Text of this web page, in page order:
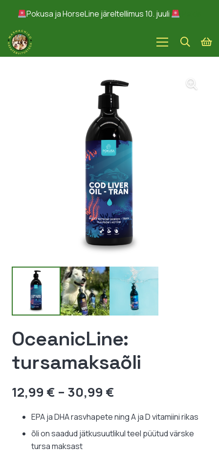
Pokusa ja HorseLine järeltellimus 10. juuli
OceanicLine:
tursamaksaõli
12,99 € – 30,99 €
kuni
30,99 €
EPA ja DHA rasvhapete ning A ja D vitamiini rikas
õli on saadud jätkusuutlikul teel püütud värske
tursa maksast